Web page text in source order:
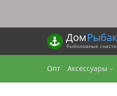
Дом
Рыболовные снасти
Опт Аксессуары